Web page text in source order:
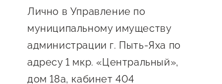
Онлайн-витрина
предпринимательства
О центре
Календарь
мероприятий для
предпринимателей
Центр инноваций
социальной сферы
О центре
Центр финансовой
Лично в Управление по
муниципальному имуществу
администрации г. Пыть-Яха по
адресу 1 мкр. «Центральный»,
дом 18а, кабинет 404